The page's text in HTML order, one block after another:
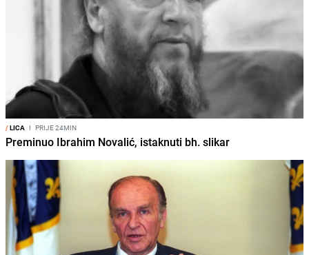
/LICA I PRIJE 24MIN
Preminuo Ibrahim Novalić, istaknuti bh. slikar